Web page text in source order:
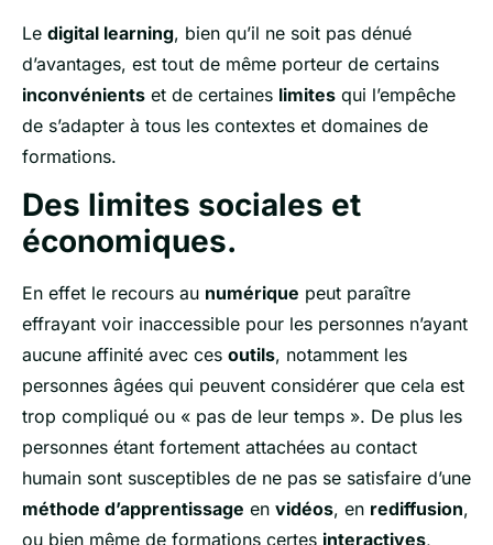
Le digital learning, bien qu’il ne soit pas dénué
d’avantages, est tout de même porteur de certains
inconvénients et de certaines limites qui l’empêche
de s’adapter à tous les contextes et domaines de
formations.
Des limites sociales et
économiques.
En effet le recours au numérique peut paraître
effrayant voir inaccessible pour les personnes n’ayant
aucune affinité avec ces outils, notamment les
personnes âgées qui peuvent considérer que cela est
trop compliqué ou « pas de leur temps ». De plus les
personnes étant fortement attachées au contact
humain sont susceptibles de ne pas se satisfaire d’une
méthode d’apprentissage en vidéos, en rediffusion,
ou bien même de formations certes interactives,